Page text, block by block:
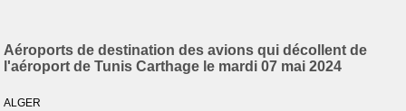
Aéroports de destination des avions qui décollent de
l'aéroport de Tunis Carthage le mardi 07 mai 2024
ALGER